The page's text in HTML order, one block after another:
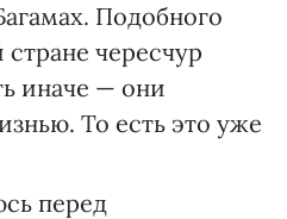
Подобного
чересчур
иначе — они
То есть это уже
перед